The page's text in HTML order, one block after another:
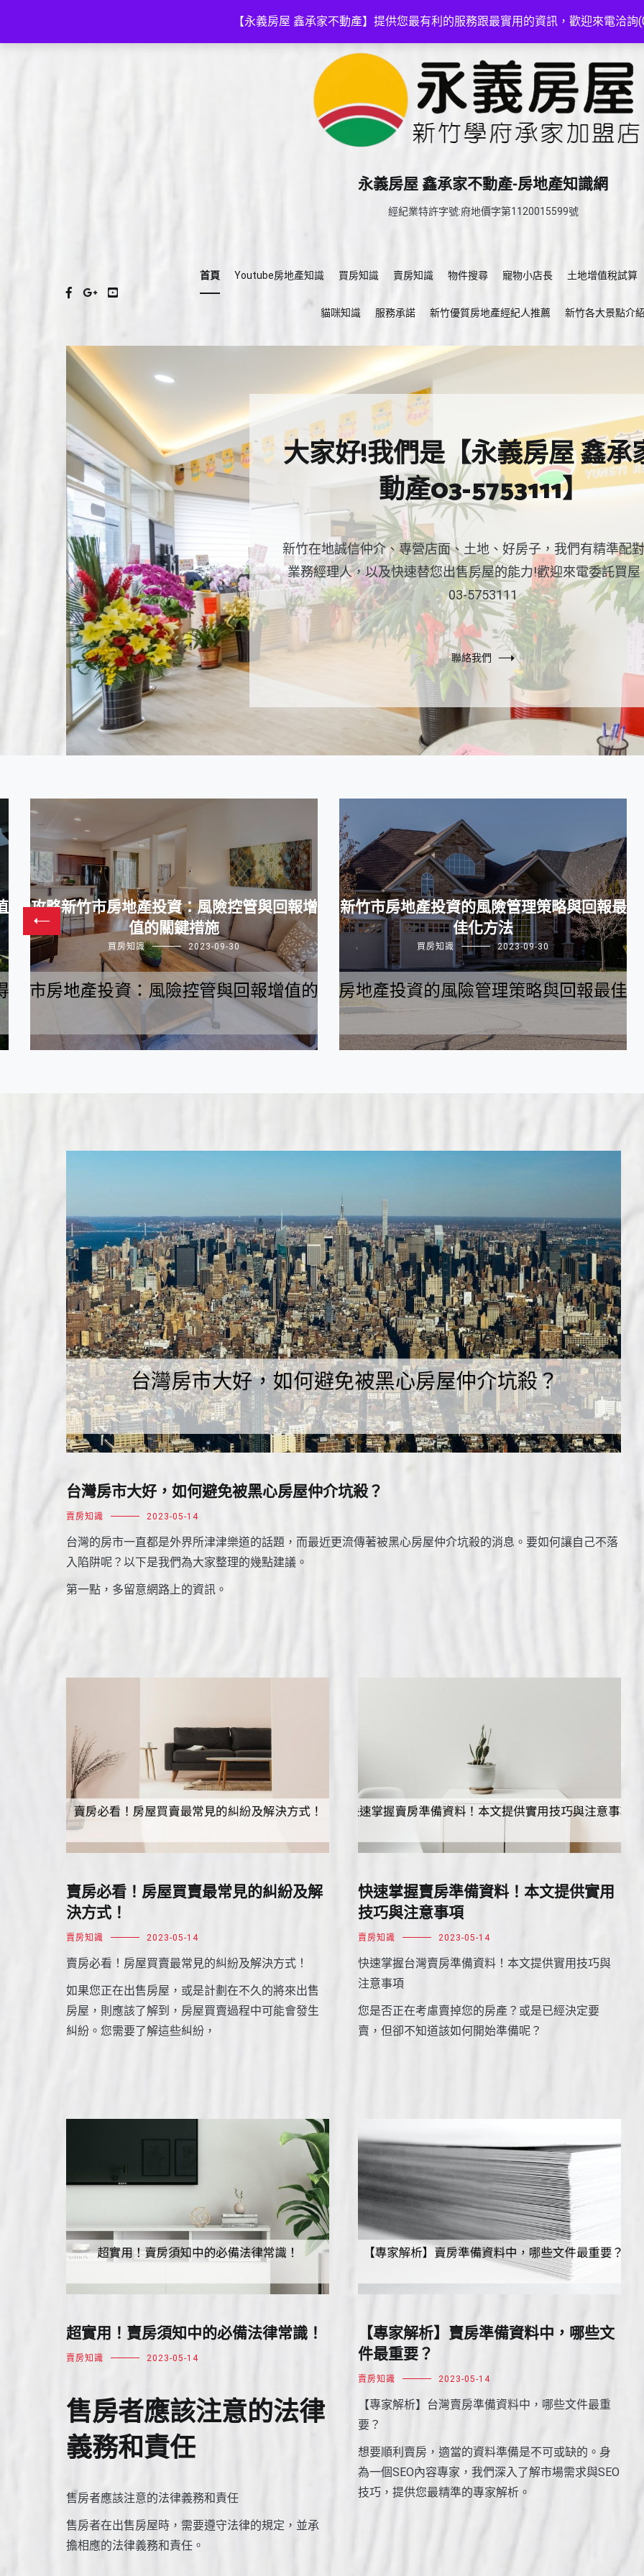
【永義房屋 鑫承家不動產】提供您最有利的服務跟最實用的資訊，歡迎來電洽
a035753111@gmail.com
永義房屋 鑫承家不動產-房地產知識網
經紀業特許字號:府地價字第1120015599號
首頁 Youtube房地產知識 買房知識 賣房知識 物件搜尋 寵物小店長 土地增值稅試算
貓咪知識 服務承諾 新竹優質房地產經紀人推薦 新竹各大景點介
大家好!我們是【永義房屋 鑫承
動產03-5753111】
新竹在地誠信仲介、專營店面、土地、好房子，我們有精準配
業務經理人，以及快速替您出售房屋的能力!歡迎來電委託買屋
03-5753111
聯絡我們
攻略新竹市房地產投資：風險控管與回報增
值的關鍵措施
買房知識 2023-09-30
新竹市房地產投資的風險管理策略與回報最
佳化方法
買房知識 2023-09-30
台灣房市大好，如何避免被黑心房屋仲介坑殺？
賣房知識 2023-05-14
台灣的房市一直都是外界所津津樂道的話題，而最近更流傳著被黑心房屋仲介坑殺的消息。要如何讓自己不落
入陷阱呢？以下是我們為大家整理的幾點建議。
第一點，多留意網路上的資訊。
賣房必看！房屋買賣最常見的糾紛及解
決方式！
賣房知識 2023-05-14
賣房必看！房屋買賣最常見的糾紛及解決方式！
如果您正在出售房屋，或是計劃在不久的將來出售
房屋，則應該了解到，房屋買賣過程中可能會發生
糾紛。您需要了解這些糾紛，
快速掌握賣房準備資料！本文提供實用
技巧與注意事項
賣房知識 2023-05-14
快速掌握台灣賣房準備資料！本文提供實用技巧與
注意事項
您是否正在考慮賣掉您的房產？或是已經決定要
賣，但卻不知道該如何開始準備呢？
超實用！賣房須知中的必備法律常識！
賣房知識 2023-05-14
售房者應該注意的法律
義務和責任
售房者應該注意的法律義務和責任
售房者在出售房屋時，需要遵守法律的規定，並承
擔相應的法律義務和責任。
【專家解析】賣房準備資料中，哪些文
件最重要？
賣房知識 2023-05-14
【專家解析】台灣賣房準備資料中，哪些文件最重
要？
想要順利賣房，適當的資料準備是不可或缺的。身
為一個SEO內容專家，我們深入了解市場需求與SEO
技巧，提供您最精準的專家解析。